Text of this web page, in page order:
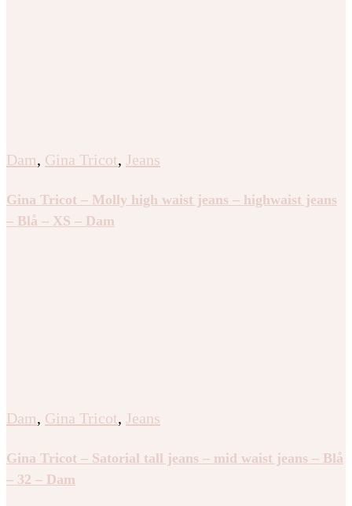
Dam, Gina Tricot, Jeans
Gina Tricot – Molly high waist jeans – highwaist jeans
– Blå – XS – Dam
Dam, Gina Tricot, Jeans
Gina Tricot – Satorial tall jeans – mid waist jeans – Blå
– 32 – Dam